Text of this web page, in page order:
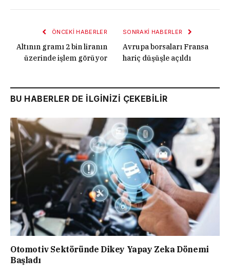
ÖNCEKI HABERLER
Altının gramı 2 bin liranın
üzerinde işlem görüyor
SONRAKI HABERLER
Avrupa borsaları Fransa
hariç düşüşle açıldı
BU HABERLER DE İLGİNİZİ ÇEKEBİLİR
Otomotiv Sektöründe Dikey Yapay Zeka Dönemi
Başladı